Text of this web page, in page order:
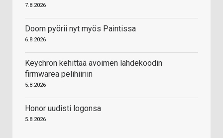
7.8.2026
Doom pyörii nyt myös Paintissa
6.8.2026
Keychron kehittää avoimen lähdekoodin
firmwarea pelihiiriin
5.8.2026
Honor uudisti logonsa
5.8.2026